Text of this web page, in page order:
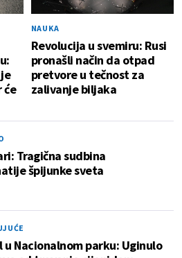
će
NAUKA
Revolucija u svemiru: Rusi
pronašli način da otpad
pretvore u tečnost za
zalivanje biljaka
Tragična sudbina
špijunke sveta
u Nacionalnom parku: Uginulo